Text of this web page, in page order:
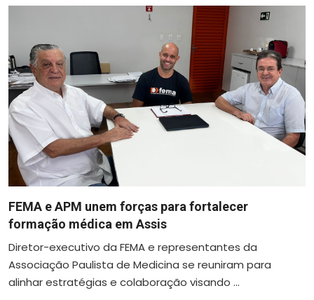
FEMA e APM unem forças para fortalecer
formação médica em Assis
Diretor-executivo da FEMA e representantes da
Associação Paulista de Medicina se reuniram para
alinhar estratégias e colaboração visando ...